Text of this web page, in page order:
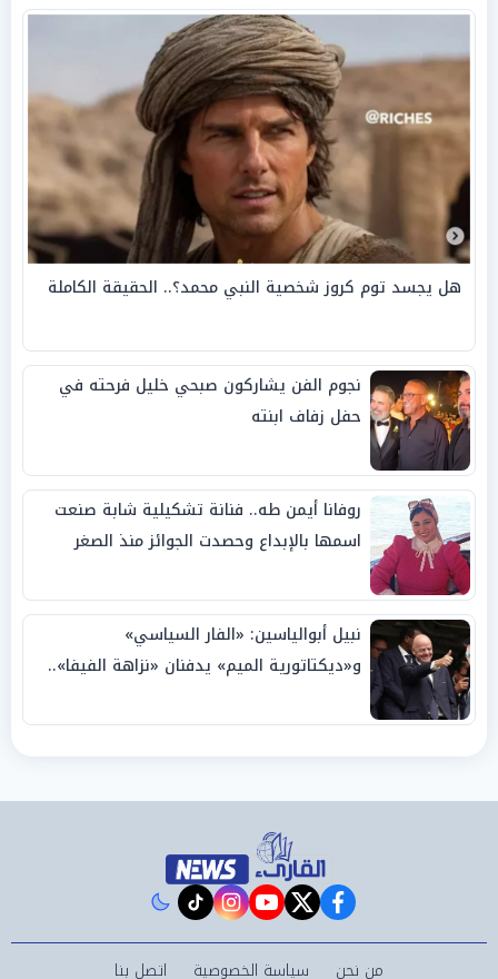
هل يجسد توم كروز شخصية النبي محمد؟.. الحقيقة الكاملة
نجوم الفن يشاركون صبحي خليل فرحته في
حفل زفاف ابنته
روفانا أيمن طه.. فنانة تشكيلية شابة صنعت
اسمها بالإبداع وحصدت الجوائز منذ الصغر
نبيل أبوالياسين: «الفار السياسي»
و«ديكتاتورية الميم» يدفنان «نزاهة الفيفا»..
facebook
twitter
youtube
instagram
tiktok
من نحن سياسة الخصوصية اتصل بنا